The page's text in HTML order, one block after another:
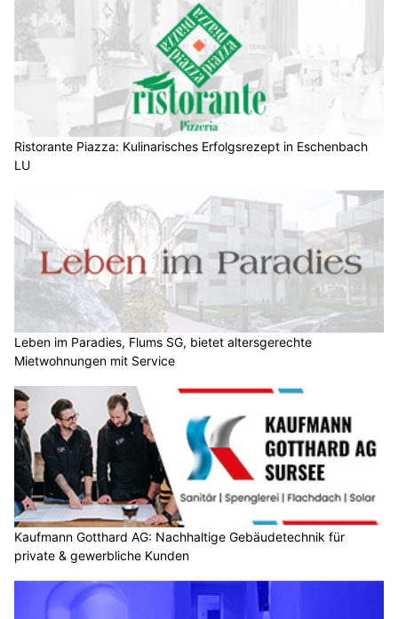
Ristorante Piazza: Kulinarisches Erfolgsrezept in Eschenbach
LU
Leben im Paradies, Flums SG, bietet altersgerechte
Mietwohnungen mit Service
Kaufmann Gotthard AG: Nachhaltige Gebäudetechnik für
private & gewerbliche Kunden